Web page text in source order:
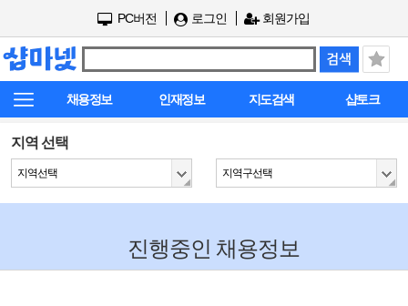
PC버전 로그인 회원가입
채용정보 인재정보 지도검색 샵토크
지역 선택
지역선택 지역구선택
진행중인 채용정보